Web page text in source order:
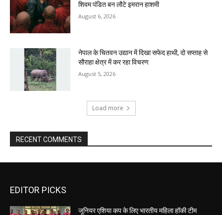
शिवम पंडित बन लौटे इमरान हाशमी
August 6, 2026
नेपाल के चितवन उद्यान में दिखा सफेद हाथी, दो सप्ताह से
सौराहा क्षेत्र में कर रहा विचरण
August 5, 2026
Load more
RECENT COMMENTS
EDITOR PICKS
जूनियर एशिया कप के लिए भारतीय महिला हॉकी टीम